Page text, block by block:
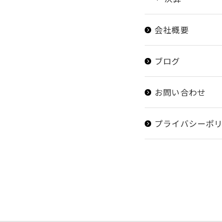
会社概要
ブログ
お問い合わせ
プライバシーポ